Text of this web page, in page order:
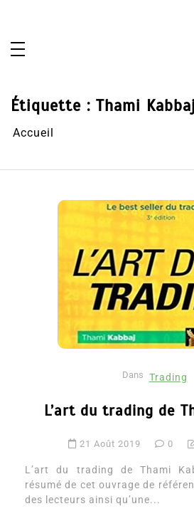
Étiquette : Thami Kabbaj
Accueil
Dans Trading
L’art du trading de
21 Août 2019 0
L’art du trading de Thami
résumé de cet ouvrage de
des lecteurs ainsi qu’une...